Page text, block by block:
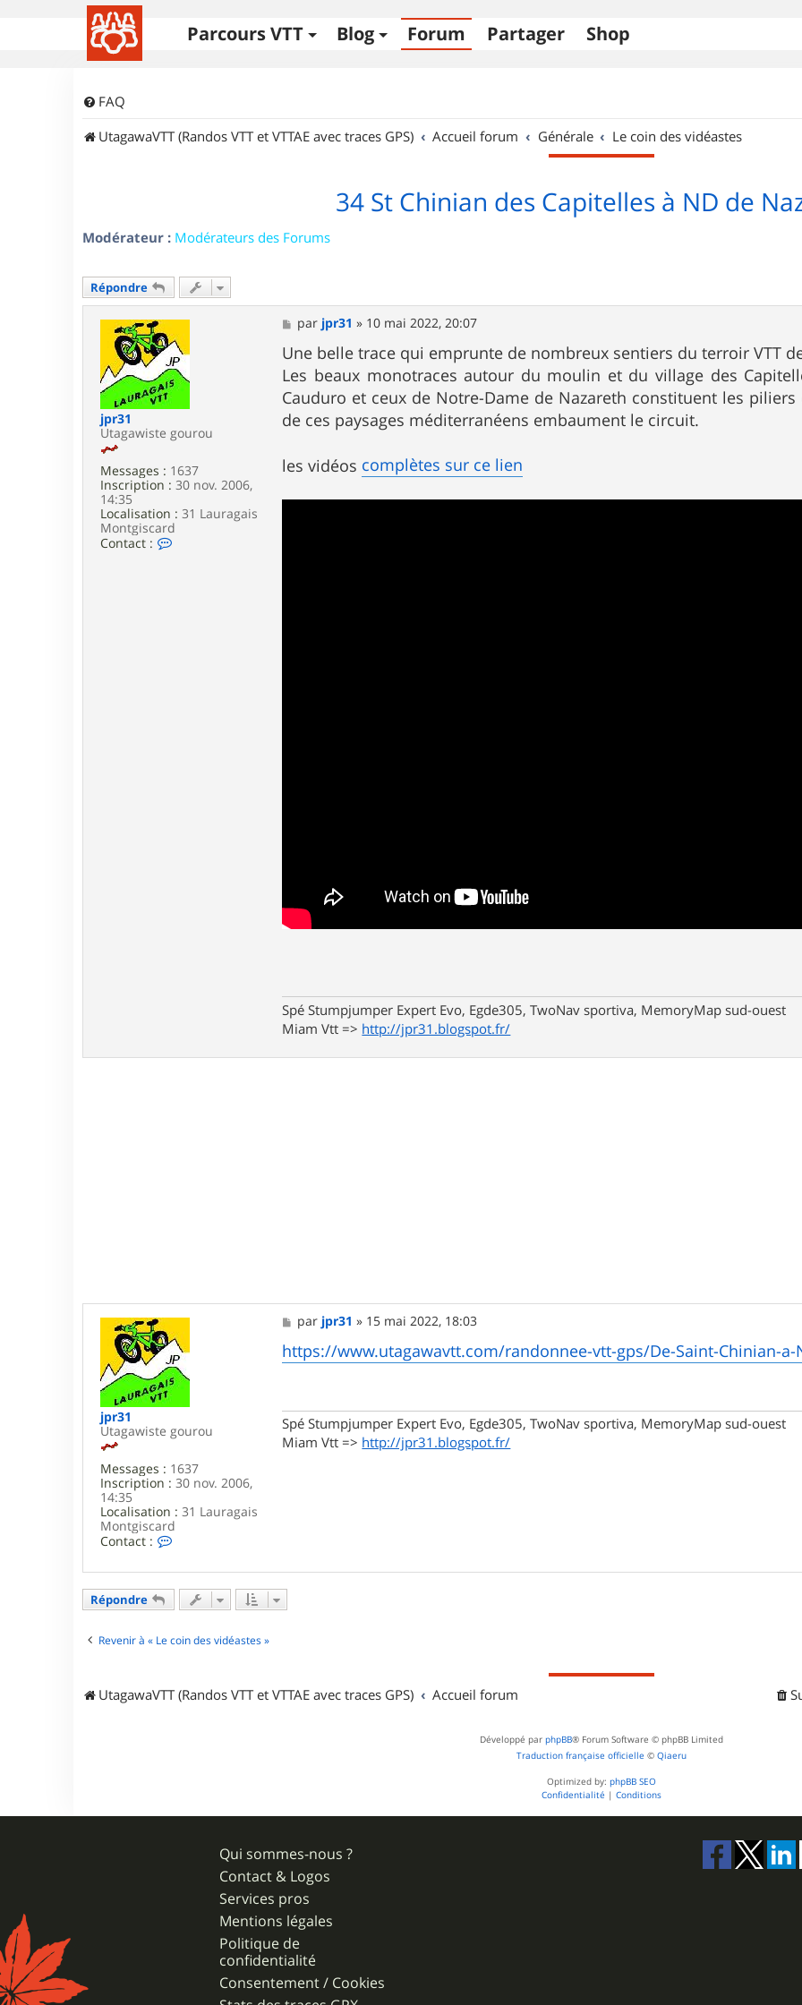
Parcours VTT Blog Forum Partager Shop
FAQ
UtagawaVTT (Randos VTT et VTTAE avec traces GPS)
Accueil forum Générale Le coin des vidéastes
34 St Chinian des Capitelles à ND de
Modérateur : Modérateurs des Forums
Répondre
jpr31
Utagawiste gourou
Messages : 1637
Inscription : 30 nov. 2006,
14:35
Localisation : 31 Lauragais
Montgiscard
Contact :
M
e
s
s
a
g
e
par jpr31 » 10 mai 2022, 20:07
Une belle trace qui emprunte de nombreux sentiers du terroir VTT
Les beaux monotraces autour du moulin et du village des
Cauduro et ceux de Notre-Dame de Nazareth constituent les
de ces paysages méditerranéens embaument le circuit.
les vidéos complètes sur ce lien
Spé Stumpjumper Expert Evo, Egde305, TwoNav sportiva, MemoryMap sud-ouest
Miam Vtt => http://jpr31.blogspot.fr/
jpr31
Utagawiste gourou
Messages : 1637
Inscription : 30 nov. 2006,
14:35
Localisation : 31 Lauragais
Montgiscard
Contact :
c
e
r
M
e
s
s
par jpr31 » 15 mai 2022, 18:03
https://www.utagawavtt.com/randonnee-vtt-gps/De-Saint-Chinian-a-
Spé Stumpjumper Expert Evo, Egde305, TwoNav sportiva, MemoryMap sud-ouest
Miam Vtt => http://jpr31.blogspot.fr/
Répondre
Revenir à « Le coin des vidéastes »
UtagawaVTT (Randos VTT et VTTAE avec traces GPS) Accueil forum
Développé par phpBB® Forum Software © phpBB Limited
Traduction française officielle © Qiaeru
Optimized by: phpBB SEO
Confidentialité | Conditions
Qui sommes-nous ?
Contact & Logos
Services pros
Mentions légales
Politique de
confidentialité
Consentement / Cookies